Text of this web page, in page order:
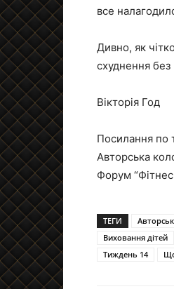
все
Дивно, як
схуднення без
Вікторія Год
Посилання по
Авторська
Форум “Фітнес
ТЕГИ
Виховання дітей
Тиждень 14